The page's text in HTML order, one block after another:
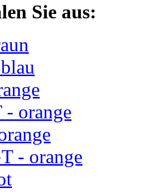
Sie aus:
orange
- orange